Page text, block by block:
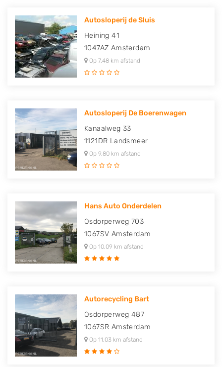
Autosloperij de Sluis
Heining 41
1047AZ Amsterdam
Op 7,48 km afstand
Autosloperij De Boerenwagen
Kanaalweg 33
1121DR Landsmeer
Op 9,80 km afstand
Hans Auto Onderdelen
Osdorperweg 703
1067SV Amsterdam
Op 10,09 km afstand
Autorecycling Bart
Osdorperweg 487
1067SR Amsterdam
Op 11,03 km afstand